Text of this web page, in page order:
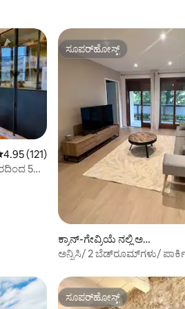
ರಲ್ಲಿ 4.95 ಸರಾಸರಿ ರೇಟಿಂಗ್, 121 ವಿಮರ್ಶೆಗಳು
4.95 (121)
5
ಸೂಪರ್‌ಹೋಸ್ಟ್
ಸೂಪರ್‌ಹೋಸ್ಟ್
ಕ್ರಾನ್-ಗೇವ್ರಿಯೆ ನಲ್ಲಿ ಅ
ಪಾರ್ಟ್‌ಮಂಟ್
ಅನ್ನಿಸಿ/ 2 ಬೆಡ್‌ರೂಮ್‌ಗಳು/
ಸೂಪರ್‌ಹೋಸ್ಟ್
ಸೂಪರ್‌ಹೋಸ್ಟ್